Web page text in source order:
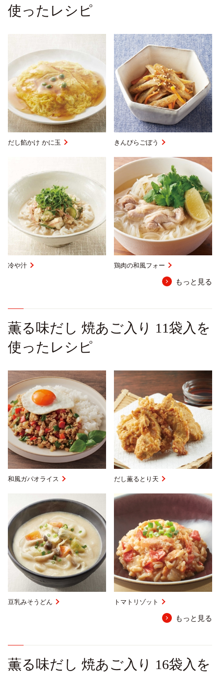
使ったレシピ
だし餡かけ かに玉 きんぴらごぼう
冷や汁 鶏肉の和風フォー
もっと見る
薫る味だし 焼あご入り 11袋入を
使ったレシピ
和風ガパオライス だし薫るとり天
豆乳みそうどん トマトリゾット
もっと見る
薫る味だし 焼あご入り 16袋入を